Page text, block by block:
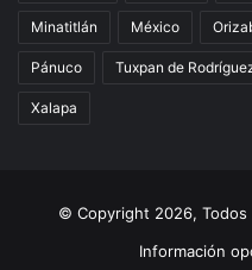
Minatitlán México
Pánuco Tuxpan de
Xalapa
© Copyright 2026,
Información